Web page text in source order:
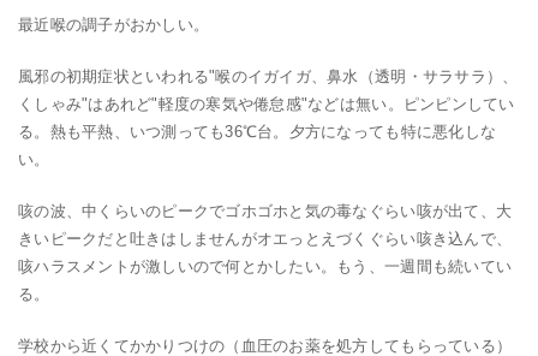
最近喉の調子がおかしい。
風邪の初期症状といわれる"喉のイガイガ、鼻水（透明・サラサラ）、
くしゃみ"はあれど"軽度の寒気や倦怠感"などは無い。ピンピンしてい
る。熱も平熱、いつ測っても36℃台。夕方になっても特に悪化しな
い。
咳の波、中くらいのピークでゴホゴホと気の毒なぐらい咳が出て、大
きいピークだと吐きはしませんがオエっとえづくぐらい咳き込んで、
咳ハラスメントが激しいので何とかしたい。もう、一週間も続いてい
る。
学校から近くてかかりつけの（血圧のお薬を処方してもらっている）